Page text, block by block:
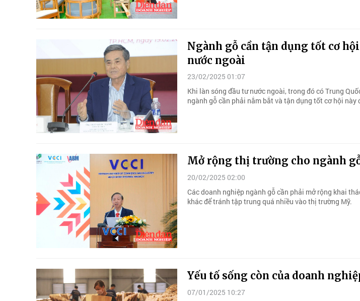
Ngành gỗ cần tận dụng tốt cơ
nước ngoài
23/02/2025 01:07
Khi làn sóng đầu tư nước ngoài, trong đó có Trung
ngành gỗ cần phải nắm bắt và tận dụng tốt cơ hội này
Mở rộng thị trường cho ngành
20/02/2025 02:00
Các doanh nghiệp ngành gỗ cần phải mở rộng khai
khác để tránh tập trung quá nhiều vào thị trường Mỹ.
Yếu tố sống còn của doanh
07/01/2025 10:27